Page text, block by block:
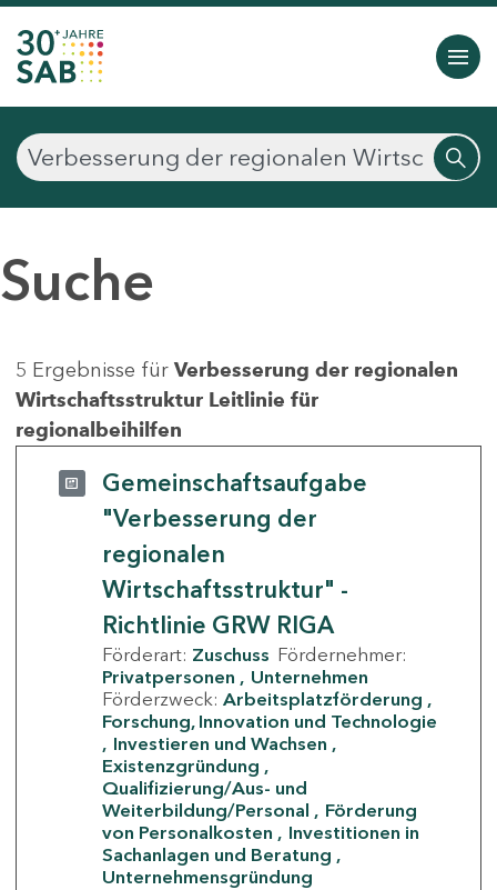
Suche
5 Ergebnisse für Verbesserung der regionalen
Wirtschaftsstruktur Leitlinie für
regionalbeihilfen
Gemeinschaftsaufgabe
"Verbesserung der
regionalen
Wirtschaftsstruktur" -
Richtlinie GRW RIGA
Förderart: Zuschuss Fördernehmer:
Privatpersonen
Unternehmen
Förderzweck: Arbeitsplatzförderung
Forschung, Innovation und Technologie
Investieren und Wachsen
Existenzgründung
Qualifizierung/Aus- und
Weiterbildung/Personal
Förderung
von Personalkosten
Investitionen in
Sachanlagen und Beratung
Unternehmensgründung